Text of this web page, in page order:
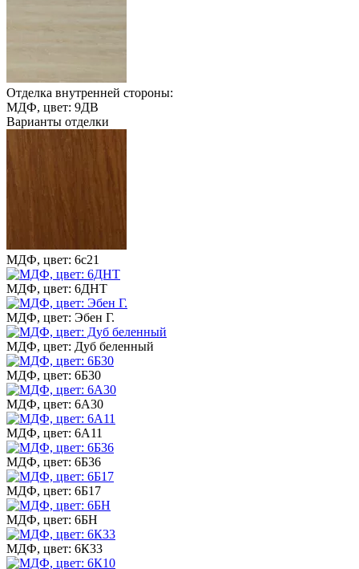
Отделка внутренней стороны:
МДФ, цвет: 9ДВ
Варианты отделки
МДФ, цвет: 6с21
МДФ, цвет: 6ДНТ
МДФ, цвет: Эбен Г.
МДФ, цвет: Дуб беленный
МДФ, цвет: 6Б30
МДФ, цвет: 6А30
МДФ, цвет: 6А11
МДФ, цвет: 6Б36
МДФ, цвет: 6Б17
МДФ, цвет: 6БН
МДФ, цвет: 6К33